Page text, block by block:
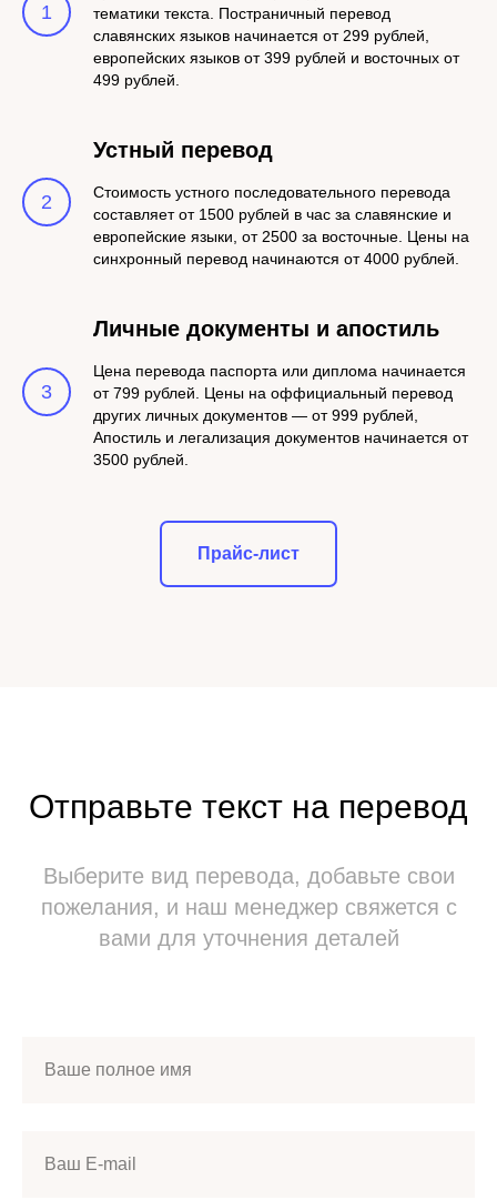
1
тематики текста. Постраничный перевод
славянских языков начинается от 299 рублей,
европейских языков от 399 рублей и восточных от
499 рублей.
2
Устный перевод
Стоимость устного последовательного перевода
составляет от 1500 рублей в час за славянские и
европейские языки, от 2500 за восточные. Цены на
синхронный перевод начинаются от 4000 рублей.
3
Личные документы и апостиль
Цена перевода паспорта или диплома начинается
от 799 рублей. Цены на оффициальный перевод
других личных документов — от 999 рублей,
Апостиль и легализация документов начинается от
3500 рублей.
Прайс-лист
Отправьте текст на перевод
Выберите вид перевода, добавьте свои
пожелания, и наш менеджер свяжется с
вами для уточнения деталей
Ваше полное имя
Ваш E-mail